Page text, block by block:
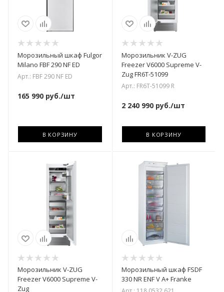
Морозильный шкаф Fulgor
Milano FBF 290 NF ED
Арт.: FBF 290 NF ED
165 990 руб./шт
В КОРЗИНУ
Морозильник V-ZUG
Freezer V6000 Supreme V-
Zug FR6T-51099
Арт.: FR6T-51099 R
2 240 990руб./шт
В КОРЗИНУ
Морозильник V-ZUG
Freezer V6000 Supreme V-
Zug
Морозильный шкаф FSDF
330 NR ENF V A+ Franke